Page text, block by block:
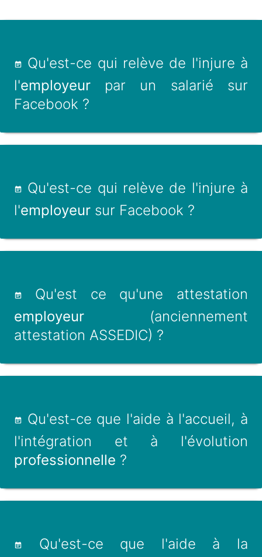
Qu'est-ce qui relève de l'injure à
l'employeur par un salarié sur
Facebook ?
Qu'est-ce qui relève de l'injure à
l'employeur sur Facebook ?
Qu'est ce qu'une attestation
employeur (anciennement
attestation ASSEDIC) ?
Qu'est-ce que l'aide à l'accueil, à
l'intégration et à l'évolution
professionnelle ?
Qu'est-ce que l'aide à la